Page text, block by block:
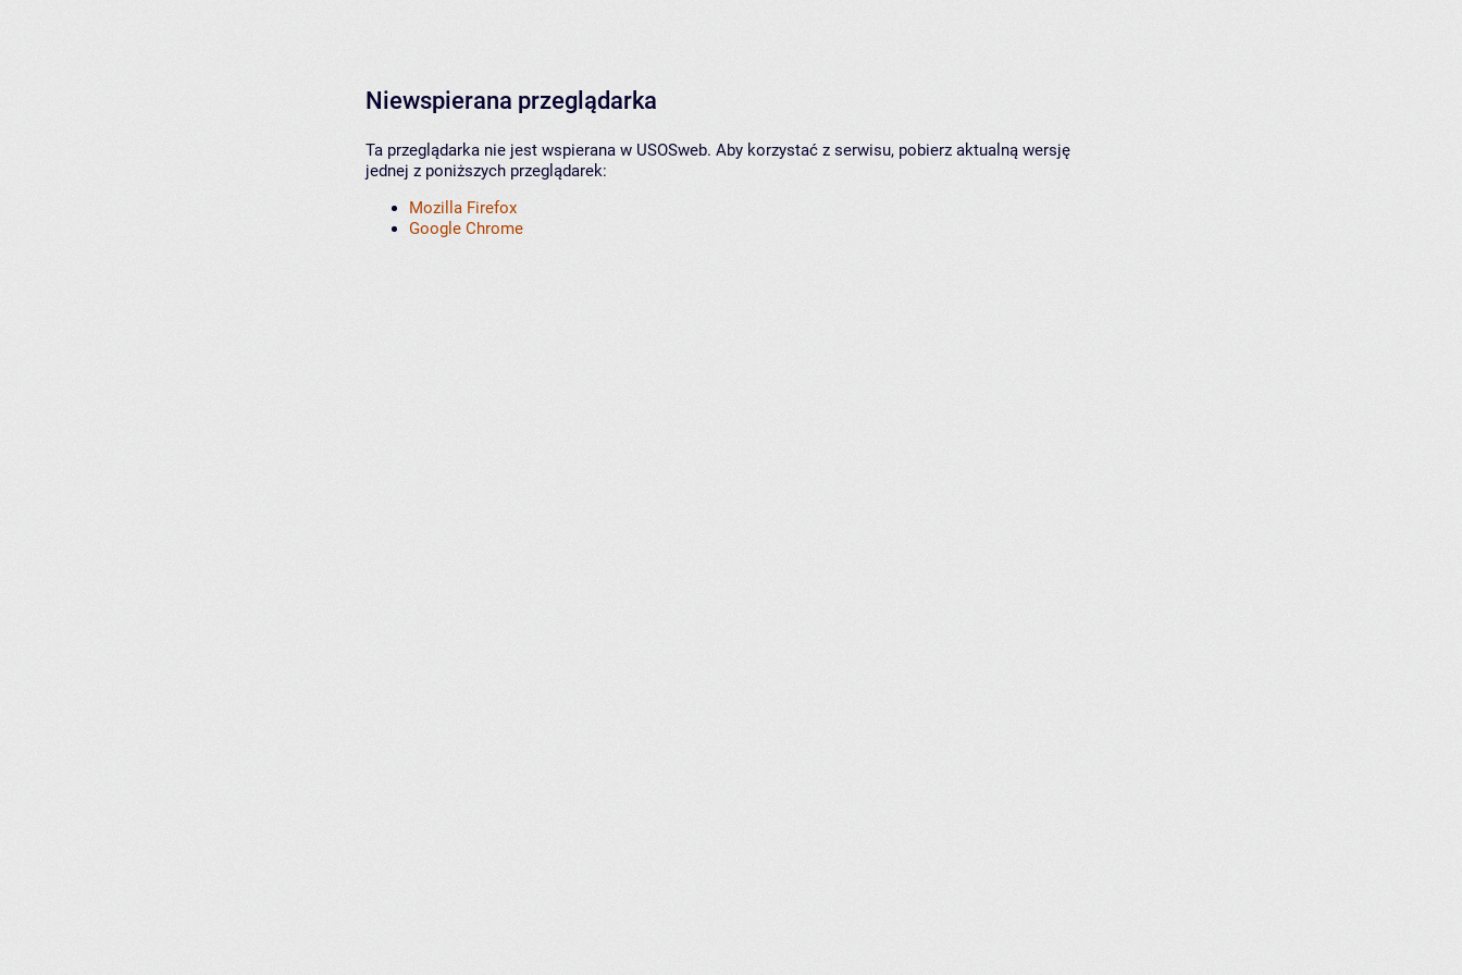
Niewspierana przeglądarka
Ta przeglądarka nie jest wspierana w USOSweb. Aby korzystać z serwisu, pobierz aktualną wersję
jednej z poniższych przeglądarek:
Mozilla Firefox
Google Chrome